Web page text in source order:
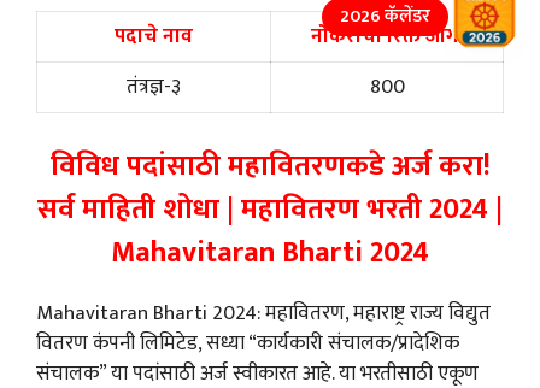
पदाचे नाव
नोकरीची रिक्त जागा
तंत्रज्ञ-३
800
विविध पदांसाठी महावितरणकडे अर्ज करा!
सर्व माहिती शोधा | महावितरण भरती 2024 |
Mahavitaran Bharti 2024
Mahavitaran Bharti 2024: महावितरण, महाराष्ट्र राज्य विद्युत
वितरण कंपनी लिमिटेड, सध्या “कार्यकारी संचालक/प्रादेशिक
संचालक” या पदांसाठी अर्ज स्वीकारत आहे. या भरतीसाठी एकूण
2026 कॅलेंडर